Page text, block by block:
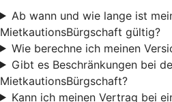
Ab wann und wie lange ist
MietkautionsBürgschaft gültig?
Wie berechne ich meinen
Gibt es Beschränkungen bei
MietkautionsBürgschaft?
Kann ich meinen Vertrag bei